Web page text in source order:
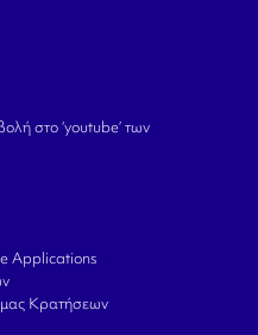
στο ‘youtube’ των
Applications
Κρατήσεων